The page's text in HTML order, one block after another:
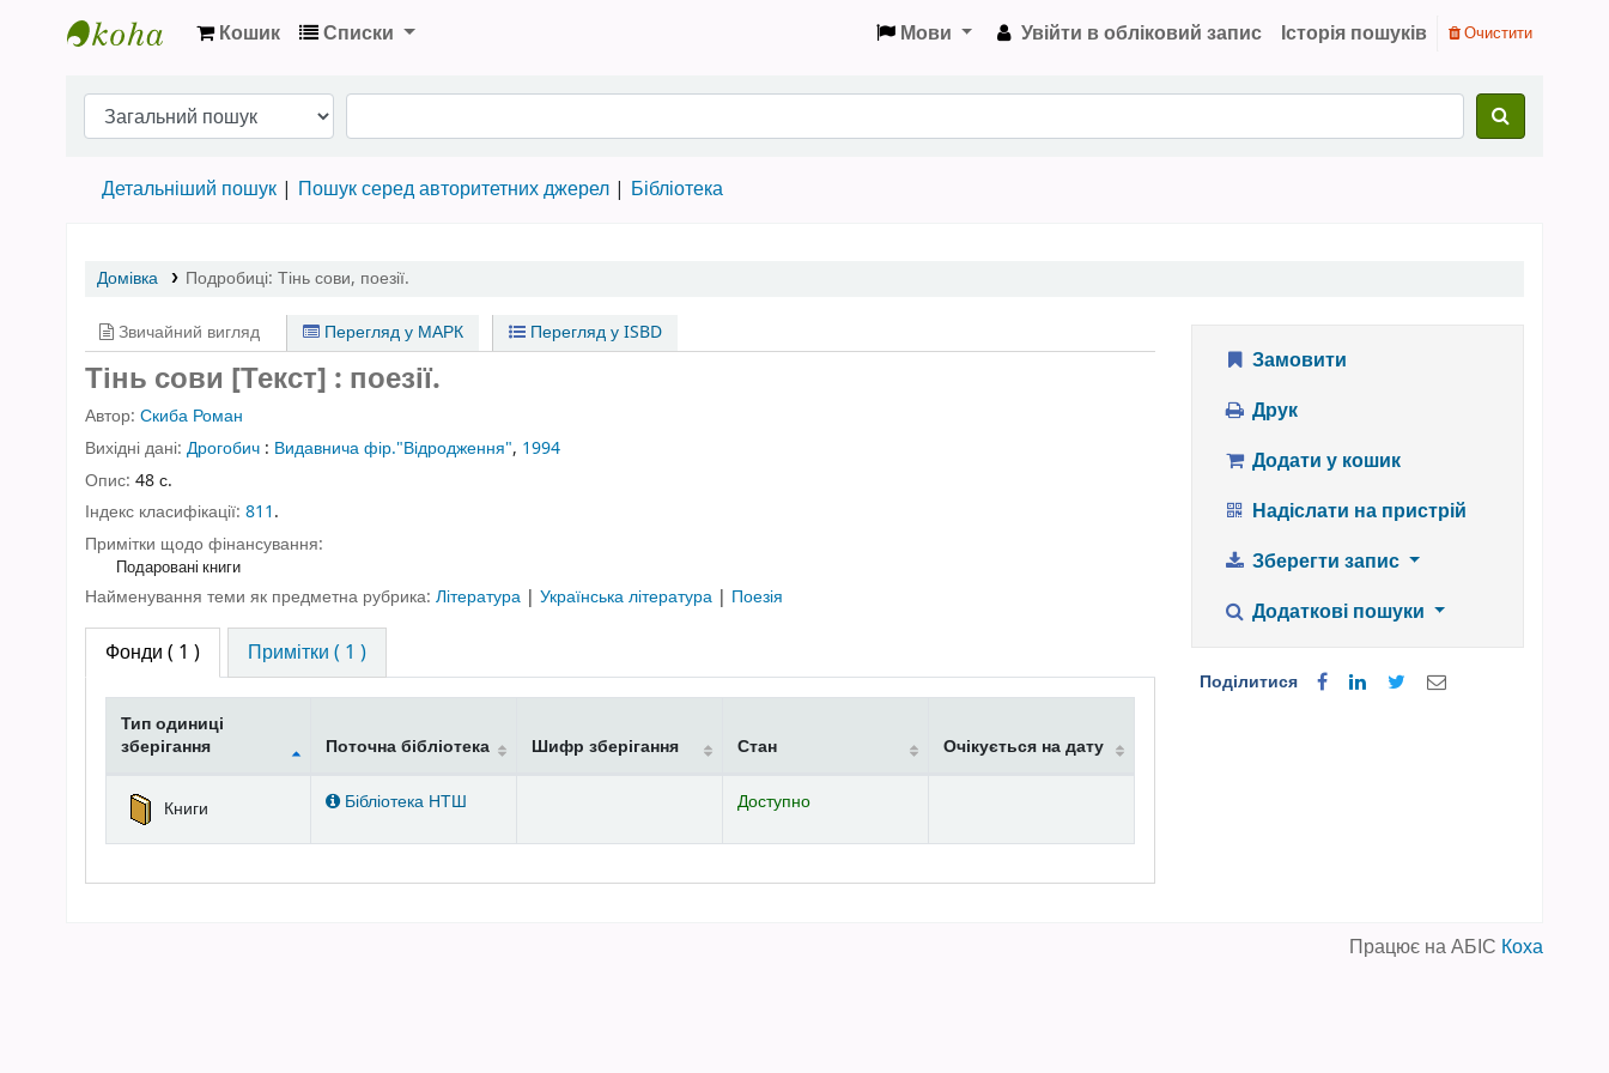
Кошик Списки Мови Увійти в обліковий запис Історія пошуків Очистити
Детальніший пошук Пошук серед авторитетних джерел Бібліотека
Домівка Подробиці: Тінь сови, поезії.
Звичайний вигляд Перегляд у МАРК Перегляд у ISBD
Тінь сови [Текст] : поезії.
Автор: Скиба Роман
Вихідні дані: Дрогобич : Видавнича фір."Відродження", 1994
Опис: 48 с.
Індекс класифікації: 811.
Примітки щодо фінансування:
Подаровані книги
Найменування теми як предметна рубрика: Література | Українська література | Поезія
Фонди ( 1 ) Примітки ( 1 )
Фонди
Тип одиниці
зберігання
Поточна бібліотека Шифр зберігання Стан Очікується на дату
Книги Бібліотека НТШ Доступно
Замовити
Друк
Додати у кошик
Надіслати на пристрій
Зберегти запис
Додаткові пошуки
Поділитися
Працює на АБІС Коха